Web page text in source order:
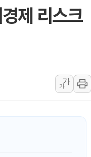
에르도안의 만남
최고지도자 위독…곧 사
고 가뭄 숙지나...경북동해안
·파키스탄, '공동방위협
제 리스크
가
가